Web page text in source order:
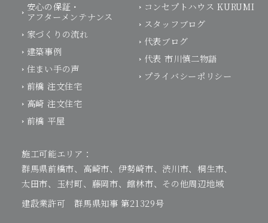
安心の保証・
アフターメンテナンス
家づくりの流れ
建築事例
住まい手の声
前橋 注文住宅
高崎 注文住宅
前橋 平屋
コンセプトハウス KURUMI
スタッフブログ
代表ブログ
代表 市川慎二物語
プライバシーポリシー
施工可能エリア：
群馬県前橋市、高崎市、伊勢崎市、渋川市、桐生市、
太田市、玉村町、藤岡市、館林市、その他周辺地域
建設業許可 群馬県知事 第21329号